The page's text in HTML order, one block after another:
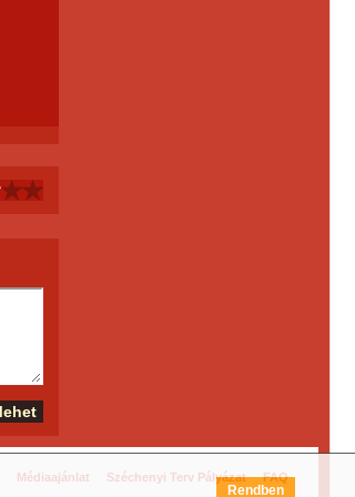
Médiaajánlat Széchenyi Terv Pályázat FAQ
Rendben